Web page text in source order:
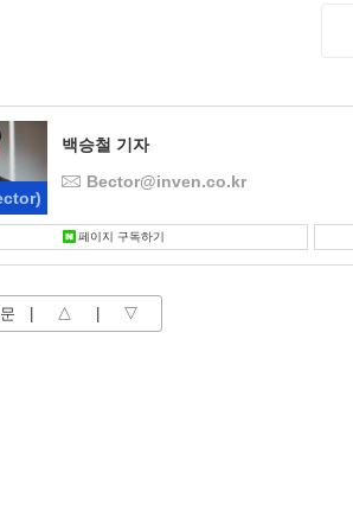
백승철 기자
Bector@inven.co.kr
페이지 구독하기
△ ▽